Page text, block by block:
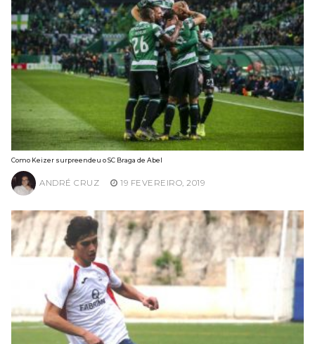
Como Keizer surpreendeu o SC Braga de Abel
ANDRÉ CRUZ 19 FEVEREIRO, 2019